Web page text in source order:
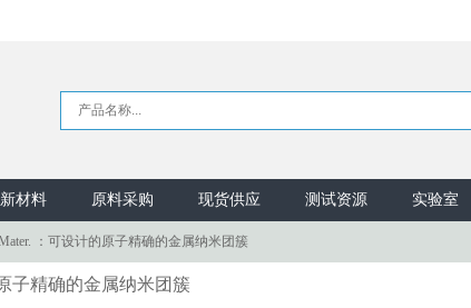
新材料 原料采购 现货供应 测试资源 实验室
：可设计的原子精确的金属纳米团簇
子精确的金属纳米团簇